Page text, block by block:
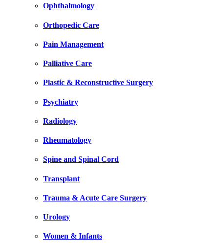
Ophthalmology
Orthopedic Care
Pain Management
Palliative Care
Plastic & Reconstructive Surgery
Psychiatry
Radiology
Rheumatology
Spine and Spinal Cord
Transplant
Trauma & Acute Care Surgery
Urology
Women & Infants